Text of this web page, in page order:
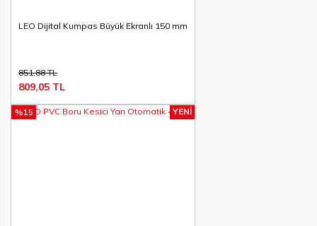
LEO Dijital Kumpas Büyük Ekranlı 150 mm
851,88 TL
809,05 TL
YENİ
%15